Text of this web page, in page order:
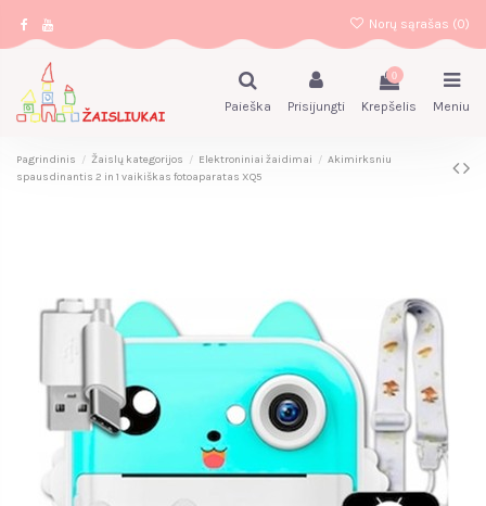
Norų sąrašas (0)
Paieška Prisijungti
0
Krepšelis Meniu
Pagrindinis Žaislų kategorijos Elektroniniai žaidimai
Akimirksniu
spausdinantis 2 in 1 vaikiškas fotoaparatas XQ5